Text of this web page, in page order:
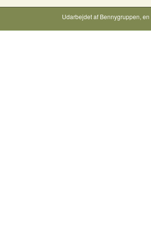
Udarbejdet af Bennygruppen,